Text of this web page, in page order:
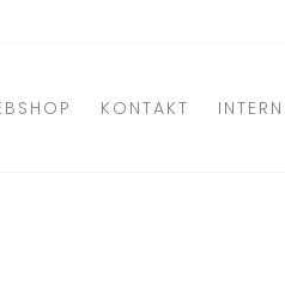
KONTAKT INTERN